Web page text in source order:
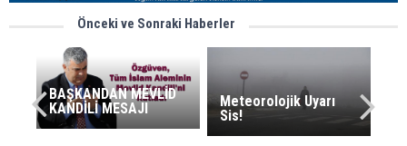
Önceki ve Sonraki Haberler
BAŞKANDAN MEVLİD
KANDİLİ MESAJI
Meteorolojik Uyarı
Sis!